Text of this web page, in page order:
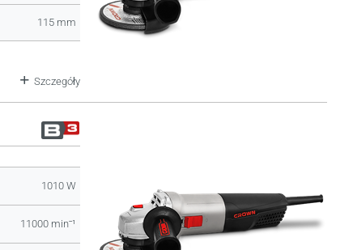
115 mm
Szczegóły
1010 W
11000 minˉ¹